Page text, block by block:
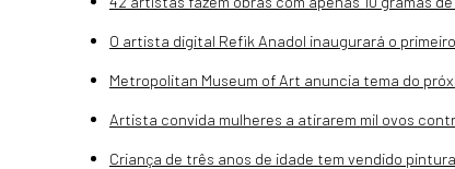
O artista digital Refik Anadol inaugurará o
Metropolitan Museum of Art anuncia tema do
Artista convida mulheres a atirarem mil ovos
Criança de três anos de idade tem vendido